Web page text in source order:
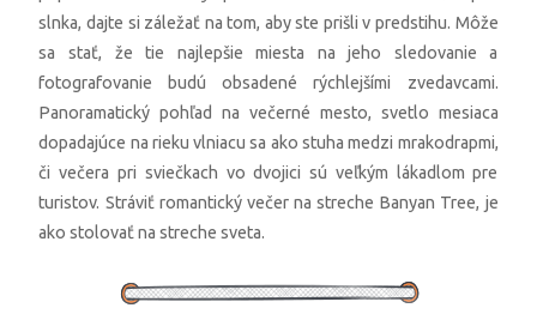
slnka, dajte si záležať na tom, aby ste prišli v predstihu. Môže
sa stať, že tie najlepšie miesta na jeho sledovanie a
fotografovanie budú obsadené rýchlejšími zvedavcami.
Panoramatický pohľad na večerné mesto, svetlo mesiaca
dopadajúce na rieku vlniacu sa ako stuha medzi mrakodrapmi,
či večera pri sviečkach vo dvojici sú veľkým lákadlom pre
turistov. Stráviť romantický večer na streche Banyan Tree, je
ako stolovať na streche sveta.